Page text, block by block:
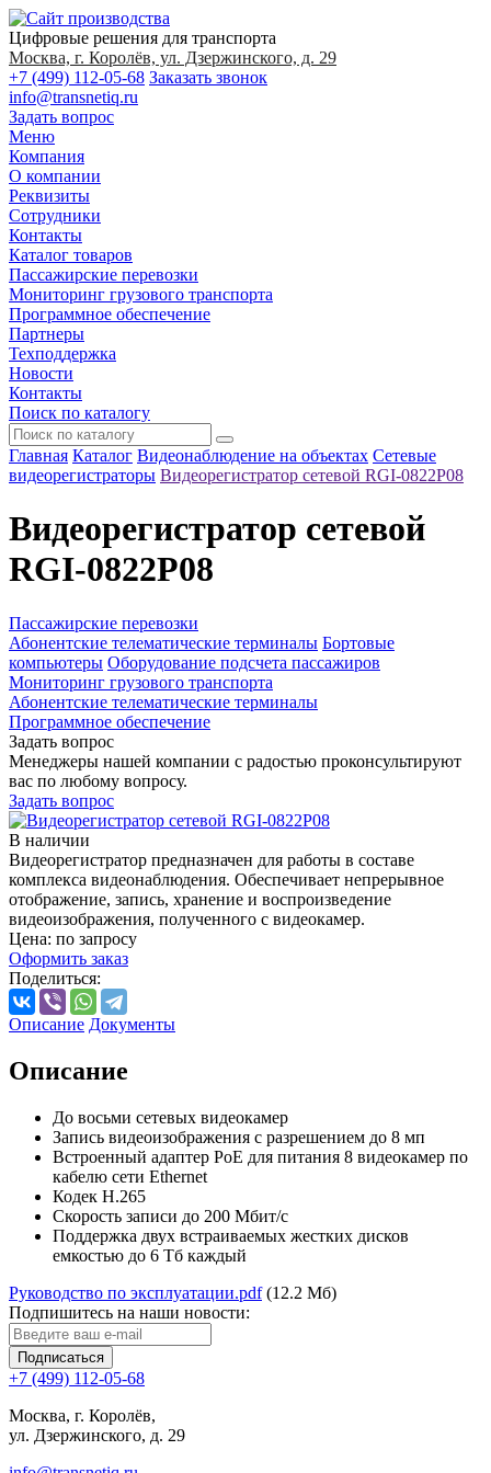
Цифровые решения для транспорта
Москва, г. Королёв, ул. Дзержинского, д. 29
+7 (499) 112-05-68 Заказать звонок
info@transnetiq.ru
Задать вопрос
Меню
Компания
О компании
Реквизиты
Сотрудники
Контакты
Каталог товаров
Пассажирские перевозки
Мониторинг грузового транспорта
Программное обеспечение
Партнеры
Техподдержка
Новости
Контакты
Поиск по каталогу
Главная Каталог Видеонаблюдение на объектах Сетевые
видеорегистраторы Видеорегистратор сетевой RGI-0822P08
Видеорегистратор сетевой
RGI-0822P08
Пассажирские перевозки
Абонентские телематические терминалы Бортовые
компьютеры Оборудование подсчета пассажиров
Мониторинг грузового транспорта
Абонентские телематические терминалы
Программное обеспечение
Задать вопрос
Менеджеры нашей компании с радостью проконсультируют
вас по любому вопросу.
Задать вопрос
В наличии
Видеорегистратор предназначен для работы в составе
комплекса видеонаблюдения. Обеспечивает непрерывное
отображение, запись, хранение и воспроизведение
видеоизображения, полученного с видеокамер.
Цена: по запросу
Оформить заказ
Поделиться:
Описание Документы
Описание
До восьми сетевых видеокамер
Запись видеоизображения с разрешением до 8 мп
Встроенный адаптер PoE для питания 8 видеокамер по
кабелю сети Ethernet
Кодек Н.265
Скорость записи до 200 Мбит/c
Поддержка двух встраиваемых жестких дисков
емкостью до 6 Тб каждый
Руководство по эксплуатации.pdf (12.2 Мб)
Подпишитесь на наши новости:
Подписаться
+7 (499) 112-05-68
Москва, г. Королёв,
ул. Дзержинского, д. 29